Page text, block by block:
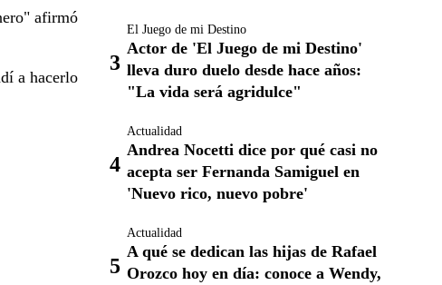
afirmó
a hacerlo
El Juego de mi Destino
Actor de 'El Juego de mi Destino'
lleva duro duelo desde hace años:
"La vida será agridulce"
Actualidad
Andrea Nocetti dice por qué casi no
acepta ser Fernanda Samiguel en
'Nuevo rico, nuevo pobre'
Actualidad
A qué se dedican las hijas de Rafael
Orozco hoy en día: conoce a Wendy,